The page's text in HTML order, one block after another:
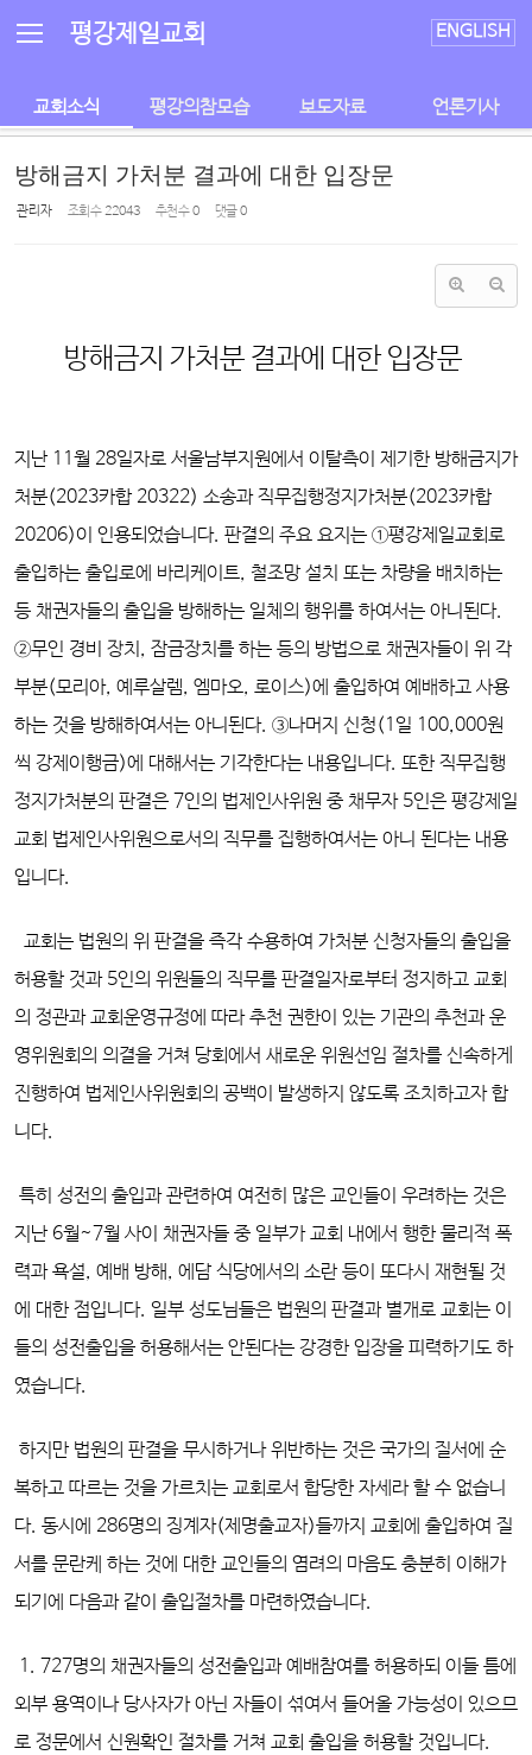
평강제일교회 ENGLISH
교회소식 평강의참모습 보도자료 언론기사
방해금지 가처분 결과에 대한 입장문
관리자 조회 수22043 추천 수0 댓글0
방해금지 가처분 결과에 대한 입장문
지난 11월 28일자로 서울남부지원에서 이탈측이 제기한 방해금지가
처분(2023카합 20322) 소송과 직무집행정지가처분(2023카합
20206)이 인용되었습니다. 판결의 주요 요지는 ①평강제일교회로
출입하는 출입로에 바리케이트, 철조망 설치 또는 차량을 배치하는
등 채권자들의 출입을 방해하는 일체의 행위를 하여서는 아니된다.
②무인 경비 장치, 잠금장치를 하는 등의 방법으로 채권자들이 위 각
부분(모리아, 예루살렘, 엠마오, 로이스)에 출입하여 예배하고 사용
하는 것을 방해하여서는 아니된다. ③나머지 신청(1일 100,000원
씩 강제이행금)에 대해서는 기각한다는 내용입니다. 또한 직무집행
정지가처분의 판결은 7인의 법제인사위원 중 채무자 5인은 평강제일
교회 법제인사위원으로서의 직무를 집행하여서는 아니 된다는 내용
입니다.
교회는 법원의 위 판결을 즉각 수용하여 가처분 신청자들의 출입을
허용할 것과 5인의 위원들의 직무를 판결일자로부터 정지하고 교회
의 정관과 교회운영규정에 따라 추천 권한이 있는 기관의 추천과 운
영위원회의 의결을 거쳐 당회에서 새로운 위원선임 절차를 신속하게
진행하여 법제인사위원회의 공백이 발생하지 않도록 조치하고자 합
니다.
특히 성전의 출입과 관련하여 여전히 많은 교인들이 우려하는 것은
지난 6월~7월 사이 채권자들 중 일부가 교회 내에서 행한 물리적 폭
력과 욕설, 예배 방해, 에담 식당에서의 소란 등이 또다시 재현될 것
에 대한 점입니다. 일부 성도님들은 법원의 판결과 별개로 교회는 이
들의 성전출입을 허용해서는 안된다는 강경한 입장을 피력하기도 하
였습니다.
하지만 법원의 판결을 무시하거나 위반하는 것은 국가의 질서에 순
복하고 따르는 것을 가르치는 교회로서 합당한 자세라 할 수 없습니
다. 동시에 286명의 징계자(제명출교자)들까지 교회에 출입하여 질
서를 문란케 하는 것에 대한 교인들의 염려의 마음도 충분히 이해가
되기에 다음과 같이 출입절차를 마련하였습니다.
1. 727명의 채권자들의 성전출입과 예배참여를 허용하되 이들 틈에
외부 용역이나 당사자가 아닌 자들이 섞여서 들어올 가능성이 있으므
로 정문에서 신원확인 절차를 거쳐 교회 출입을 허용할 것입니다.